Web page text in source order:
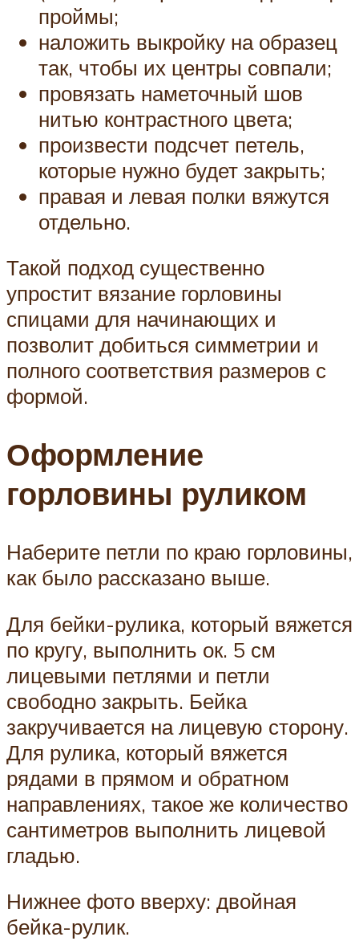
проймы;
наложить выкройку на образец
так, чтобы их центры совпали;
провязать наметочный шов
нитью контрастного цвета;
произвести подсчет петель,
которые нужно будет закрыть;
правая и левая полки вяжутся
отдельно.
Такой подход существенно
упростит вязание горловины
спицами для начинающих и
позволит добиться симметрии и
полного соответствия размеров с
формой.
Оформление
горловины руликом
Наберите петли по краю горловины,
как было рассказано выше.
Для бейки-рулика, который вяжется
по кругу, выполнить ок. 5 см
лицевыми петлями и петли
свободно закрыть. Бейка
закручивается на лицевую сторону.
Для рулика, который вяжется
рядами в прямом и обратном
направлениях, такое же количество
сантиметров выполнить лицевой
гладью.
Нижнее фото вверху: двойная
бейка-рулик.